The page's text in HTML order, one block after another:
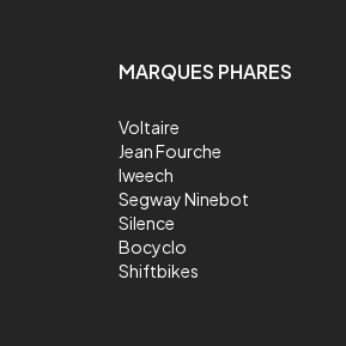
MARQUES PHARES
Voltaire
Jean Fourche
Iweech
Segway Ninebot
Silence
Bocyclo
Shiftbikes